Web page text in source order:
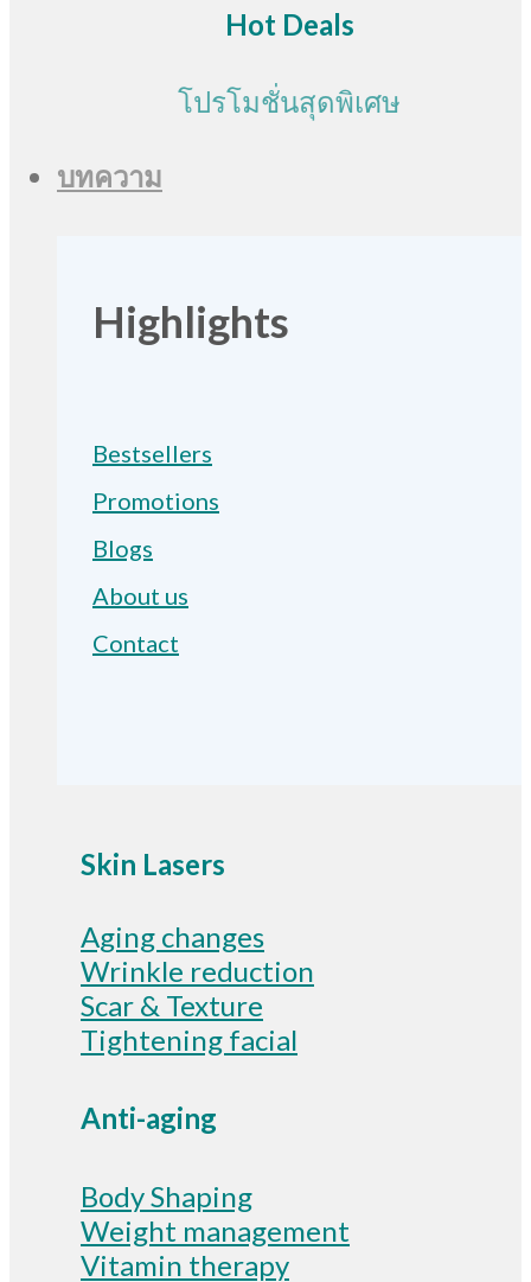
Hot Deals
โปรโมชั่นสุดพิเศษ
บทความ
Highlights
Bestsellers
Promotions
Blogs
About us
Contact
Skin Lasers
Aging changes
Wrinkle reduction
Scar & Texture
Tightening facial
Anti-aging
Body Shaping
Weight management
Vitamin therapy